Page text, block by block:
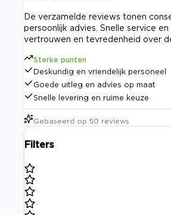
De verzamelde reviews tonen
persoonlijk advies. Snelle service
vertrouwen en tevredenheid over
Sterke punten
Deskundig en vriendelijk personeel
Goede uitleg en advies op maat
Snelle levering en ruime keuze
Gebaseerd op 50 reviews
Filters